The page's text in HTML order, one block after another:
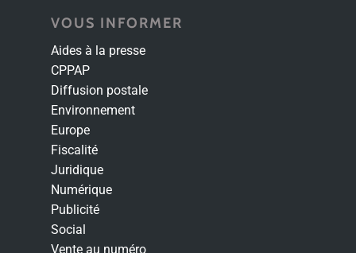
VOUS INFORMER
Aides à la presse
CPPAP
Diffusion postale
Environnement
Europe
Fiscalité
Juridique
Numérique
Publicité
Social
Vente au numéro